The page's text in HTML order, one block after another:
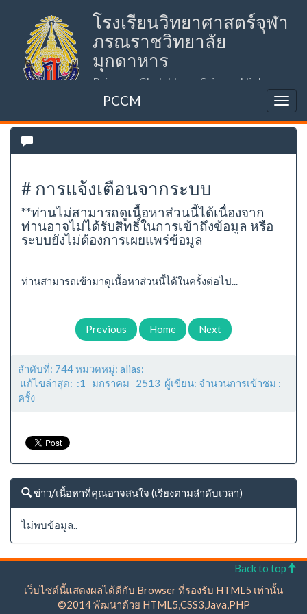
โรงเรียนวิทยาศาสตร์จุฬา
ภรณราชวิทยาลัย
มุกดาหาร
Princess Chulabhorn Science High
School Mukdahan (PCSHSM)
PCCM
# การแจ้งเตือนจากระบบ
**ท่านไม่สามารถดูเนื้อหาส่วนนี้ได้เนื่องจาก
ท่านอาจไม่ได้รับสิทธิ์ในการเข้าถึงข้อมูล หรือ
ระบบยังไม่ต้องการเผยแพร่ข้อมูล
ท่านสามารถเข้ามาดูเนื้อหาส่วนนี้ได้ในครั้งต่อไป...
Previous Home Next
ลำดับที่: 744 หมวดหมู่: alias:
แก้ไขล่าสุด: :1 มกราคม 2513 ผู้เขียน: จำนวนการเข้าชม :
ครั้ง
ข่าว/เนื้อหาที่คุณอาจสนใจ (เรียงตามลำดับเวลา)
ไม่พบข้อมูล..
Back to top
เว็บไซต์นี้แสดงผลได้ดีกับ Browser ที่รองรับ HTML5 เท่านั้น
©2014 พัฒนาด้วย HTML5,CSS3,Java,PHP